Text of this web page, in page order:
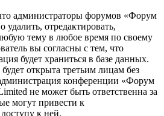
администраторы форумов «Форум
отредактировать,
тему в любое время по своему
вы согласны с тем, что
будет храниться в базе данных.
открыта третьим лицам без
конференции «Форум
не может быть ответственна за
могут привести к
к ней.